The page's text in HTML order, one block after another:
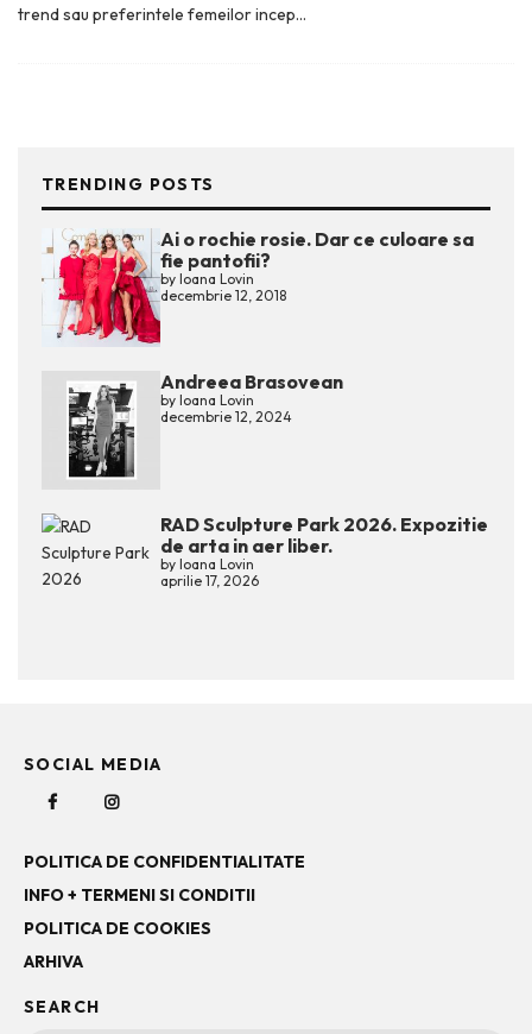
trend sau preferintele femeilor incep...
TRENDING POSTS
Ai o rochie rosie. Dar ce culoare sa
fie pantofii?
by Ioana Lovin
decembrie 12, 2018
Andreea Brasovean
by Ioana Lovin
decembrie 12, 2024
RAD Sculpture Park 2026. Expozitie
de arta in aer liber.
by Ioana Lovin
aprilie 17, 2026
SOCIAL MEDIA
POLITICA DE CONFIDENTIALITATE
INFO + TERMENI SI CONDITII
POLITICA DE COOKIES
ARHIVA
SEARCH